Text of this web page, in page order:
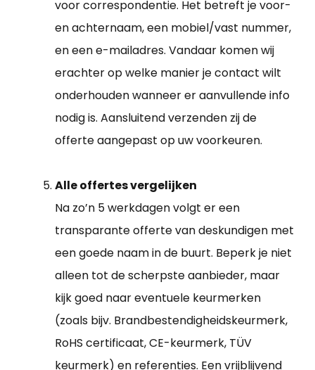
voor correspondentie. Het betreft je voor-
en achternaam, een mobiel/vast nummer,
en een e-mailadres. Vandaar komen wij
erachter op welke manier je contact wilt
onderhouden wanneer er aanvullende info
nodig is. Aansluitend verzenden zij de
offerte aangepast op uw voorkeuren.
Alle offertes vergelijken
Na zo’n 5 werkdagen volgt er een
transparante offerte van deskundigen met
een goede naam in de buurt. Beperk je niet
alleen tot de scherpste aanbieder, maar
kijk goed naar eventuele keurmerken
(zoals bijv. Brandbestendigheidskeurmerk,
RoHS certificaat, CE-keurmerk, TÜV
keurmerk) en referenties. Een vrijblijvend